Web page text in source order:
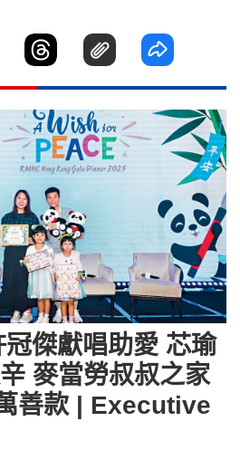
傑獻唱助愛 芯瑜
麥當勞叔叔之家
善款 | Executive